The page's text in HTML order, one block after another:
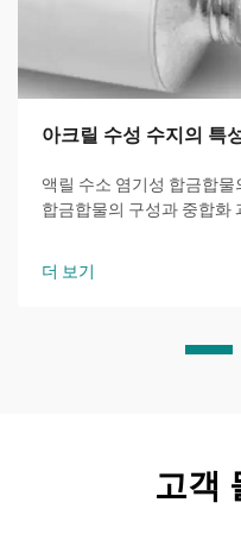
아크릴 수성 수지의 특
액릴 수소 염기성 합금합
합금합물의 구성과 중합화
트 (MMA) 및 부틸 아크릴라
더 보기
고객